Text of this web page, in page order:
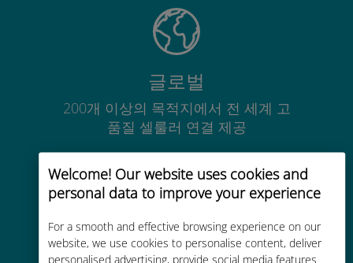
Welcome! Our website uses cookies and
personal data to improve your experience
For a smooth and effective browsing experience on our
website, we use cookies to personalise content, deliver
personalised advertising, provide social media features
글로벌
200개 이상의 목적지에서 전 세계 고
품질 셀룰러 연결 제공
비용 효율적